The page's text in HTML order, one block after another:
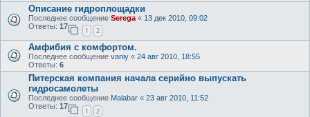
Описание гидроплощадки
Последнее сообщение Serega « 13 дек 2010, 09:02
Ответы: 17
1 2
Амфибия с комфортом.
Последнее сообщение vaniy « 24 авг 2010, 18:55
Ответы: 6
Питерская компания начала серийно выпускать
гидросамолеты
Последнее сообщение Malabar « 23 авг 2010, 11:52
Ответы: 17
1 2